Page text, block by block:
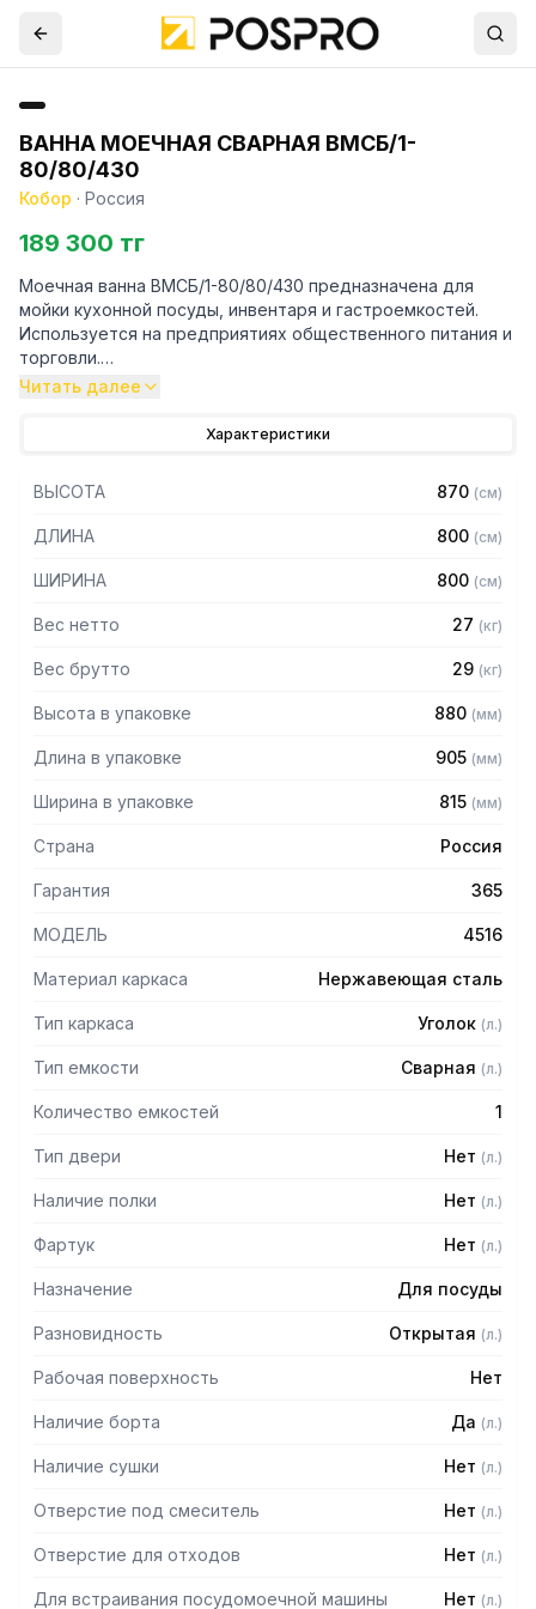
ВАННА МОЕЧНАЯ СВАРНАЯ ВМСБ/1-
80/80/430
Кобор · Россия
189 300 тг
Моечная ванна ВМСБ/1-80/80/430 предназначена для
мойки кухонной посуды, инвентаря и гастроемкостей.
Используется на предприятиях общественного питания и
торговли.
– Устойчивость к агрессивным моющим средствам и
влаге
– Опоры с регулируемыми ножками
– Материал емкости: нержавеющая сталь AISI430
– Внутренние размеры ванны: 700 х 700 х 450 мм
Читать далее
Характеристики
ВЫСОТА 870 (см)
ДЛИНА 800 (см)
ШИРИНА 800 (см)
Вес нетто 27 (кг)
Вес брутто 29 (кг)
Высота в упаковке 880 (мм)
Длина в упаковке 905 (мм)
Ширина в упаковке 815 (мм)
Страна Россия
Гарантия 365
МОДЕЛЬ 4516
Материал каркаса Нержавеющая сталь
Тип каркаса Уголок (л.)
Тип емкости Сварная (л.)
Количество емкостей 1
Тип двери Нет (л.)
Наличие полки Нет (л.)
Фартук Нет (л.)
Назначение Для посуды
Разновидность Открытая (л.)
Рабочая поверхность Нет
Наличие борта Да (л.)
Наличие сушки Нет (л.)
Отверстие под смеситель Нет (л.)
Отверстие для отходов Нет (л.)
Для встраивания посудомоечной машины Нет (л.)